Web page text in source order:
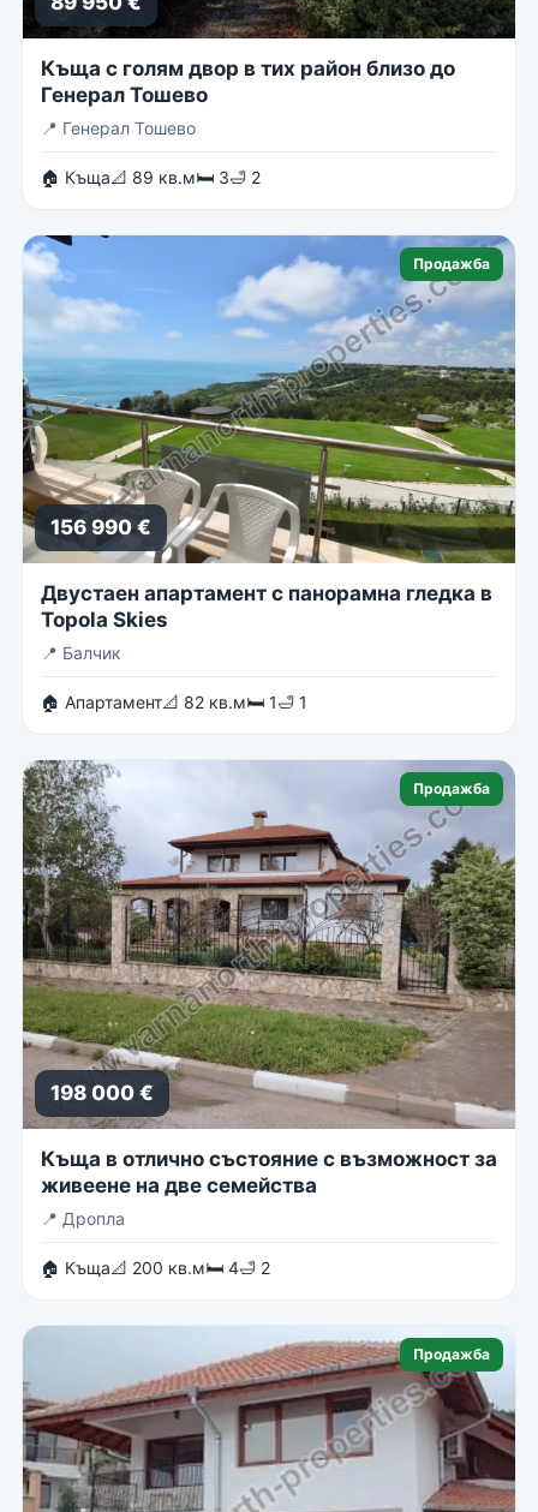
Къща с голям двор в тих район близо до
Генерал Тошево
📍 Генерал Тошево
🏠 Къща📐 89 кв.м🛏 3🛁 2
Продажба
156 990 €
Двустаен апартамент с панорамна гледка в
Topola Skies
📍 Балчик
🏠 Апартамент📐 82 кв.м🛏 1🛁 1
Продажба
198 000 €
Къща в отлично състояние с възможност за
живеене на две семейства
📍 Дропла
🏠 Къща📐 200 кв.м🛏 4🛁 2
Продажба